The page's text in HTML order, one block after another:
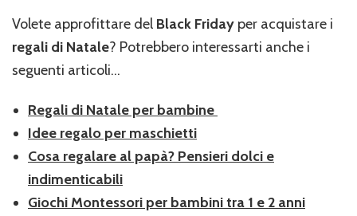
Volete approfittare del Black Friday per acquistare i
regali di Natale? Potrebbero interessarti anche i
seguenti articoli…
Regali di Natale per bambine
Idee regalo per maschietti
Cosa regalare al papà? Pensieri dolci e
indimenticabili
Giochi Montessori per bambini tra 1 e 2 anni